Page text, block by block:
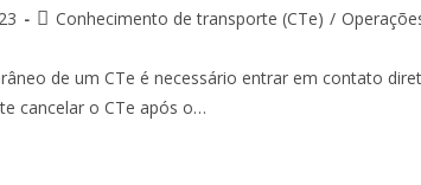
Conhecimento de transporte (CTe) /
de um CTe é necessário entrar em contato
cancelar o CTe após o…